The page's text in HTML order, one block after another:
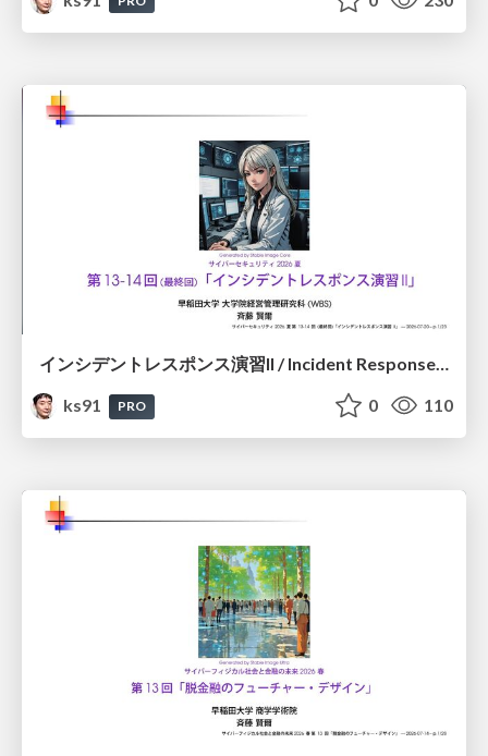
インシデントレスポンス演習II / Incident Response Exercise II
ks91
PRO 0 110